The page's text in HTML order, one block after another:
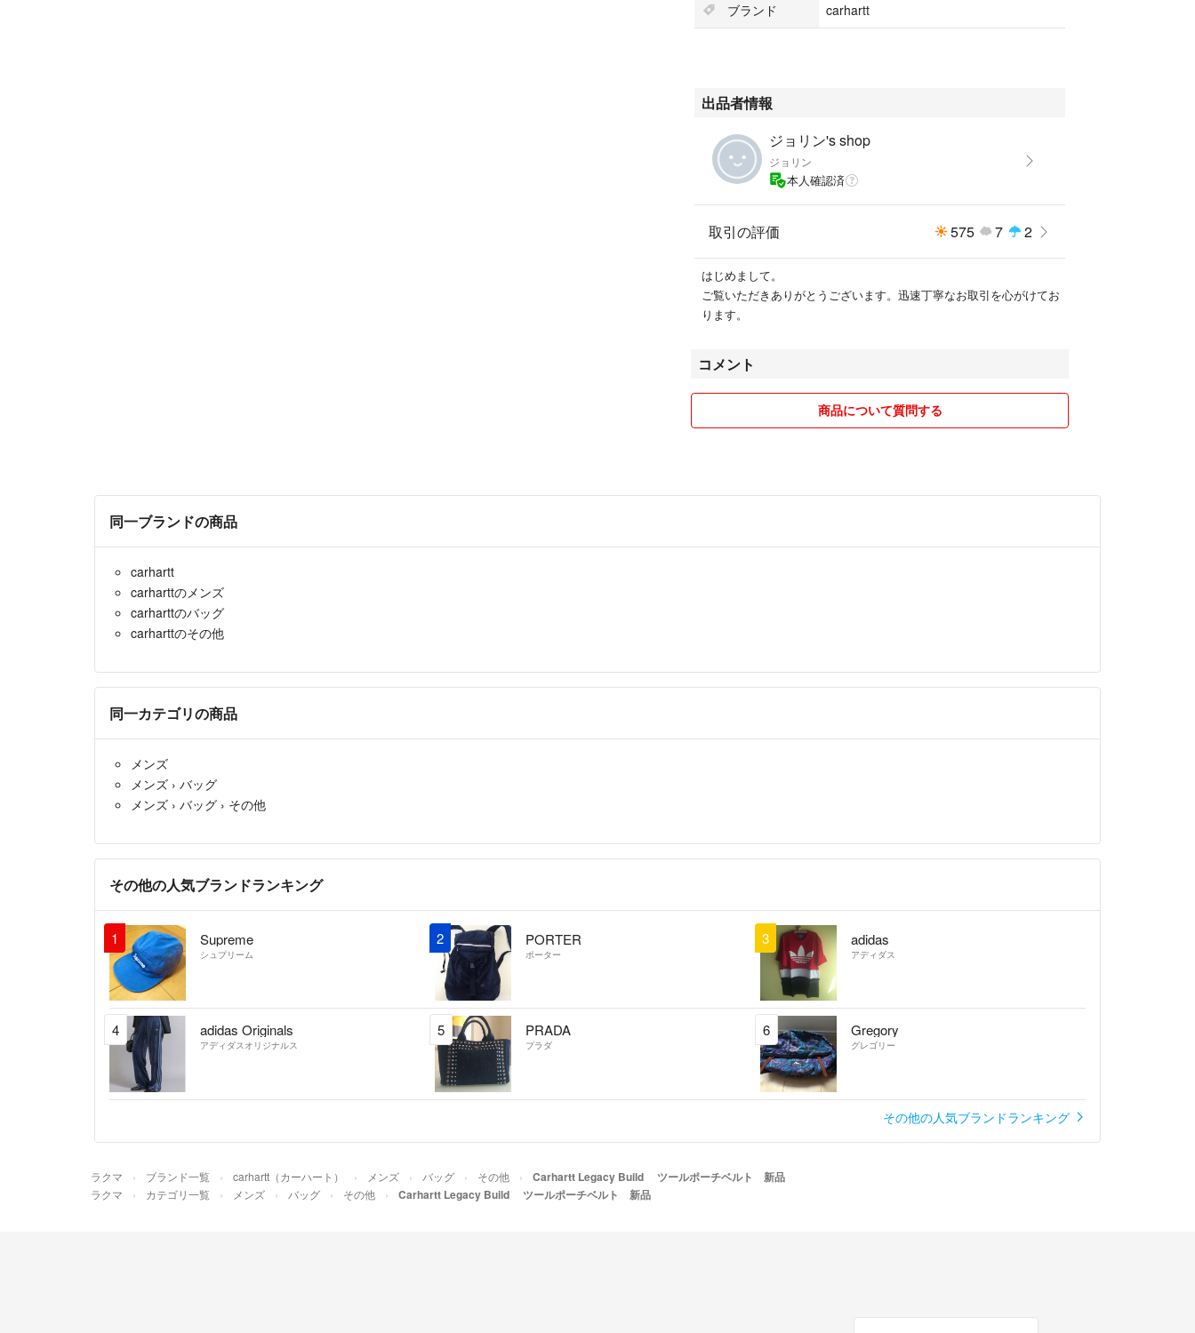
ブランド
carhartt
出品者情報
ジョリン's shop
ジョリン
本人確認済
取引の評価 575 7 2
はじめまして。
ご覧いただきありがとうございます。迅速丁寧なお取引を心がけてお
ります。
コメント
商品について質問する
同一ブランドの商品
carhartt
carharttのメンズ
carharttのバッグ
carharttのその他
同一カテゴリの商品
メンズ
メンズ › バッグ
メンズ › バッグ › その他
その他の人気ブランドランキング
1 Supreme
シュプリーム
2 PORTER
ポーター
3 adidas
アディダス
4 adidas Originals
アディダスオリジナルス
5 PRADA
プラダ
6 Gregory
グレゴリー
その他の人気ブランドランキング
ラクマ ブランド一覧 carhartt（カーハート） メンズ バッグ その他 Carhartt Legacy Build ツールポーチベルト 新品
ラクマ カテゴリ一覧 メンズ バッグ その他 Carhartt Legacy Build ツールポーチベルト 新品